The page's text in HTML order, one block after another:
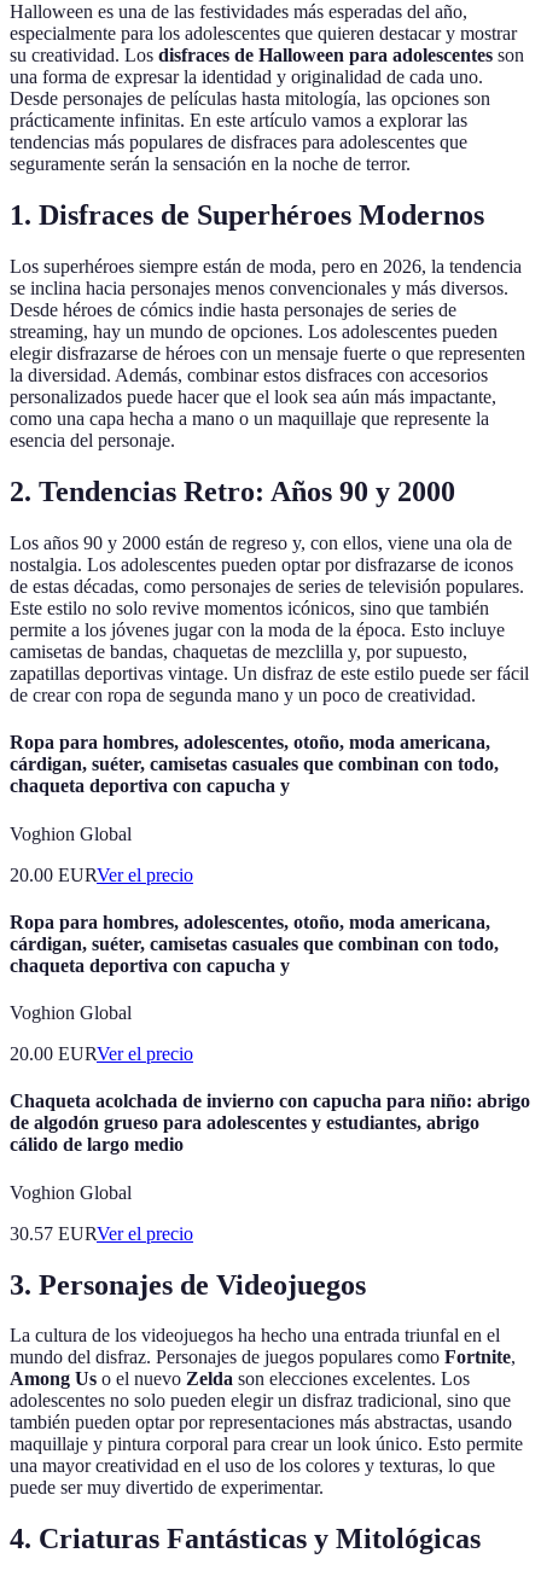
Halloween es una de las festividades más esperadas del año,
especialmente para los adolescentes que quieren destacar y mostrar
su creatividad. Los disfraces de Halloween para adolescentes son
una forma de expresar la identidad y originalidad de cada uno.
Desde personajes de películas hasta mitología, las opciones son
prácticamente infinitas. En este artículo vamos a explorar las
tendencias más populares de disfraces para adolescentes que
seguramente serán la sensación en la noche de terror.
1. Disfraces de Superhéroes Modernos
Los superhéroes siempre están de moda, pero en 2026, la tendencia
se inclina hacia personajes menos convencionales y más diversos.
Desde héroes de cómics indie hasta personajes de series de
streaming, hay un mundo de opciones. Los adolescentes pueden
elegir disfrazarse de héroes con un mensaje fuerte o que representen
la diversidad. Además, combinar estos disfraces con accesorios
personalizados puede hacer que el look sea aún más impactante,
como una capa hecha a mano o un maquillaje que represente la
esencia del personaje.
2. Tendencias Retro: Años 90 y 2000
Los años 90 y 2000 están de regreso y, con ellos, viene una ola de
nostalgia. Los adolescentes pueden optar por disfrazarse de iconos
de estas décadas, como personajes de series de televisión populares.
Este estilo no solo revive momentos icónicos, sino que también
permite a los jóvenes jugar con la moda de la época. Esto incluye
camisetas de bandas, chaquetas de mezclilla y, por supuesto,
zapatillas deportivas vintage. Un disfraz de este estilo puede ser fácil
de crear con ropa de segunda mano y un poco de creatividad.
Ropa para hombres, adolescentes, otoño, moda americana,
cárdigan, suéter, camisetas casuales que combinan con todo,
chaqueta deportiva con capucha y
Voghion Global
20.00 EURVer el precio
Ropa para hombres, adolescentes, otoño, moda americana,
cárdigan, suéter, camisetas casuales que combinan con todo,
chaqueta deportiva con capucha y
Voghion Global
20.00 EURVer el precio
Chaqueta acolchada de invierno con capucha para niño: abrigo
de algodón grueso para adolescentes y estudiantes, abrigo
cálido de largo medio
Voghion Global
30.57 EURVer el precio
3. Personajes de Videojuegos
La cultura de los videojuegos ha hecho una entrada triunfal en el
mundo del disfraz. Personajes de juegos populares como Fortnite,
Among Us o el nuevo Zelda son elecciones excelentes. Los
adolescentes no solo pueden elegir un disfraz tradicional, sino que
también pueden optar por representaciones más abstractas, usando
maquillaje y pintura corporal para crear un look único. Esto permite
una mayor creatividad en el uso de los colores y texturas, lo que
puede ser muy divertido de experimentar.
4. Criaturas Fantásticas y Mitológicas